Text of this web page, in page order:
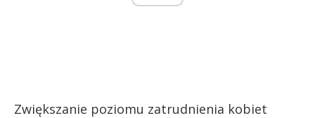
Zwiększanie poziomu zatrudnienia kobiet